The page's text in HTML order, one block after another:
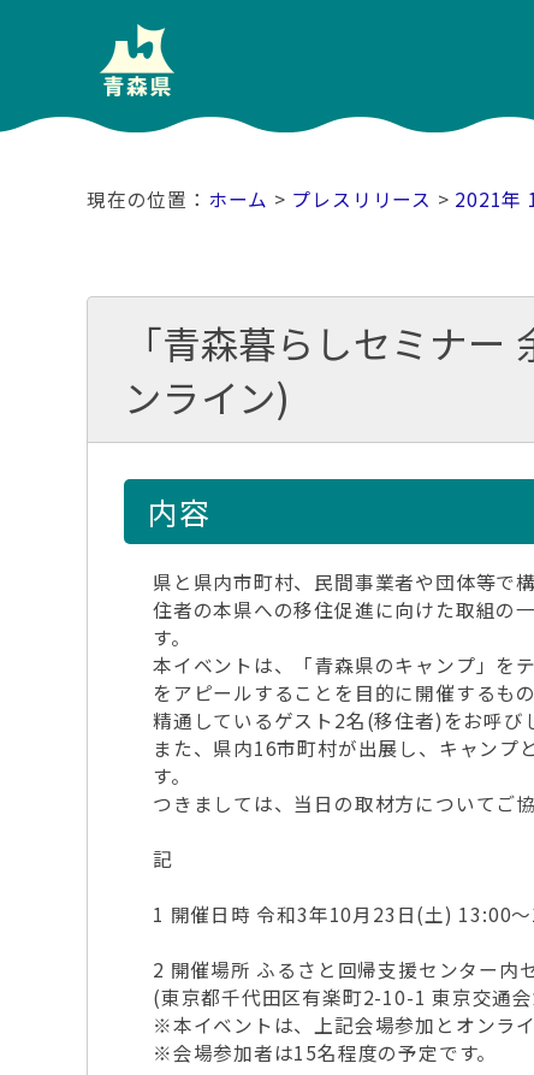
ホーム > プレスリリース > 2021年
「青森暮らしセミナ
ンライン)
内容
県と県内市町村、民間事業者や団体等で
住者の本県への移住促進に向けた取組の
す。
本イベントは、「青森県のキャンプ」を
をアピールすることを目的に開催するも
精通しているゲスト2名(移住者)をお呼び
また、県内16市町村が出展し、キャンプ
す。
つきましては、当日の取材方についてご
記
1 開催日時 令和3年10月23日(土) 13:00
2 開催場所 ふるさと回帰支援センター内
(東京都千代田区有楽町2-10-1 東京交通
※本イベントは、上記会場参加とオンラ
※会場参加者は15名程度の予定です。